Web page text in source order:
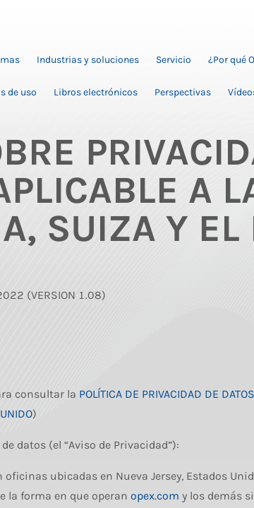
Industrias y soluciones Servicio ¿Por qué
de uso Libros electrónicos Perspectivas
A
SUIZA Y EL
(VERSION 1.08)
consultar la POLÍTICA DE PRIVACIDAD DE
)
datos (el “Aviso de Privacidad”):
oficinas ubicadas en Nueva Jersey, Estados
la forma en que operan opex.com y los demás